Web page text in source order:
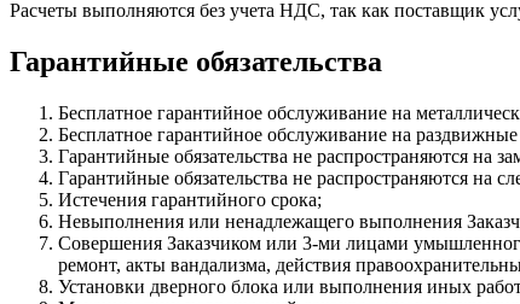
Расчеты выполняются без учета НДС, так как поставщик
Гарантийные обязательства
Бесплатное гарантийное обслуживание на
Бесплатное гарантийное обслуживание на
Гарантийные обязательства не распространяются на
Гарантийные обязательства не распространяются на
Истечения гарантийного срока;
Невыполнения или ненадлежащего выполнения
Совершения Заказчиком или 3-ми лицами
ремонт, акты вандализма, действия
Установки дверного блока или выполнения иных